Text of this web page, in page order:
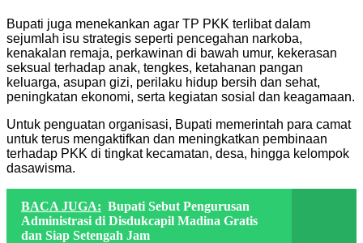
Bupati juga menekankan agar TP PKK terlibat dalam
sejumlah isu strategis seperti pencegahan narkoba,
kenakalan remaja, perkawinan di bawah umur, kekerasan
seksual terhadap anak, tengkes, ketahanan pangan
keluarga, asupan gizi, perilaku hidup bersih dan sehat,
peningkatan ekonomi, serta kegiatan sosial dan keagamaan.
Untuk penguatan organisasi, Bupati memerintah para camat
untuk terus mengaktifkan dan meningkatkan pembinaan
terhadap PKK di tingkat kecamatan, desa, hingga kelompok
dasawisma.
BACA JUGA: Bupati Sebut Pengurusan
Administrasi di Disdukcapil Madina Gratis
dan Siap Setengah Jam